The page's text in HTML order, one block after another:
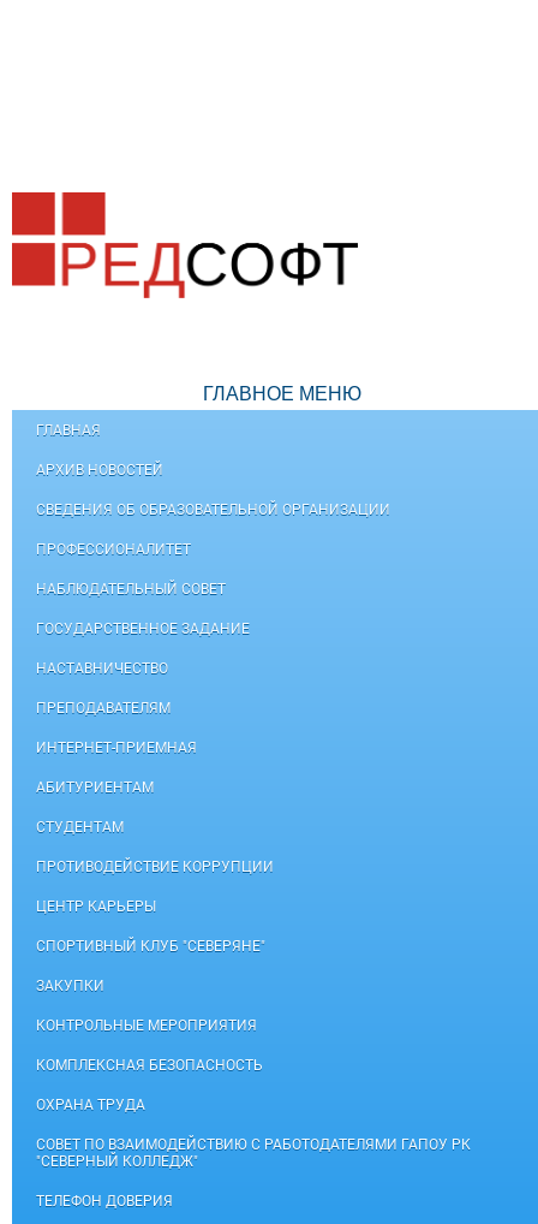
ГЛАВНОЕ МЕНЮ
ГЛАВНАЯ
АРХИВ НОВОСТЕЙ
СВЕДЕНИЯ ОБ ОБРАЗОВАТЕЛЬНОЙ ОРГАНИЗАЦИИ
ПРОФЕССИОНАЛИТЕТ
НАБЛЮДАТЕЛЬНЫЙ СОВЕТ
ГОСУДАРСТВЕННОЕ ЗАДАНИЕ
НАСТАВНИЧЕСТВО
ПРЕПОДАВАТЕЛЯМ
ИНТЕРНЕТ-ПРИЕМНАЯ
АБИТУРИЕНТАМ
СТУДЕНТАМ
ПРОТИВОДЕЙСТВИЕ КОРРУПЦИИ
ЦЕНТР КАРЬЕРЫ
СПОРТИВНЫЙ КЛУБ "СЕВЕРЯНЕ"
ЗАКУПКИ
КОНТРОЛЬНЫЕ МЕРОПРИЯТИЯ
КОМПЛЕКСНАЯ БЕЗОПАСНОСТЬ
ОХРАНА ТРУДА
СОВЕТ ПО ВЗАИМОДЕЙСТВИЮ С РАБОТОДАТЕЛЯМИ ГАПОУ РК
"СЕВЕРНЫЙ КОЛЛЕДЖ"
ТЕЛЕФОН ДОВЕРИЯ